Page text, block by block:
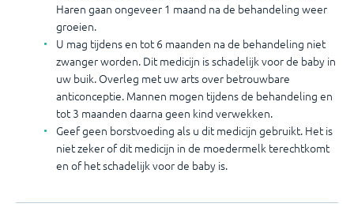
Haren gaan ongeveer 1 maand na de behandeling weer
groeien.
U mag tijdens en tot 6 maanden na de behandeling niet
zwanger worden. Dit medicijn is schadelijk voor de baby in
uw buik. Overleg met uw arts over betrouwbare
anticonceptie. Mannen mogen tijdens de behandeling en
tot 3 maanden daarna geen kind verwekken.
Geef geen borstvoeding als u dit medicijn gebruikt. Het is
niet zeker of dit medicijn in de moedermelk terechtkomt
en of het schadelijk voor de baby is.